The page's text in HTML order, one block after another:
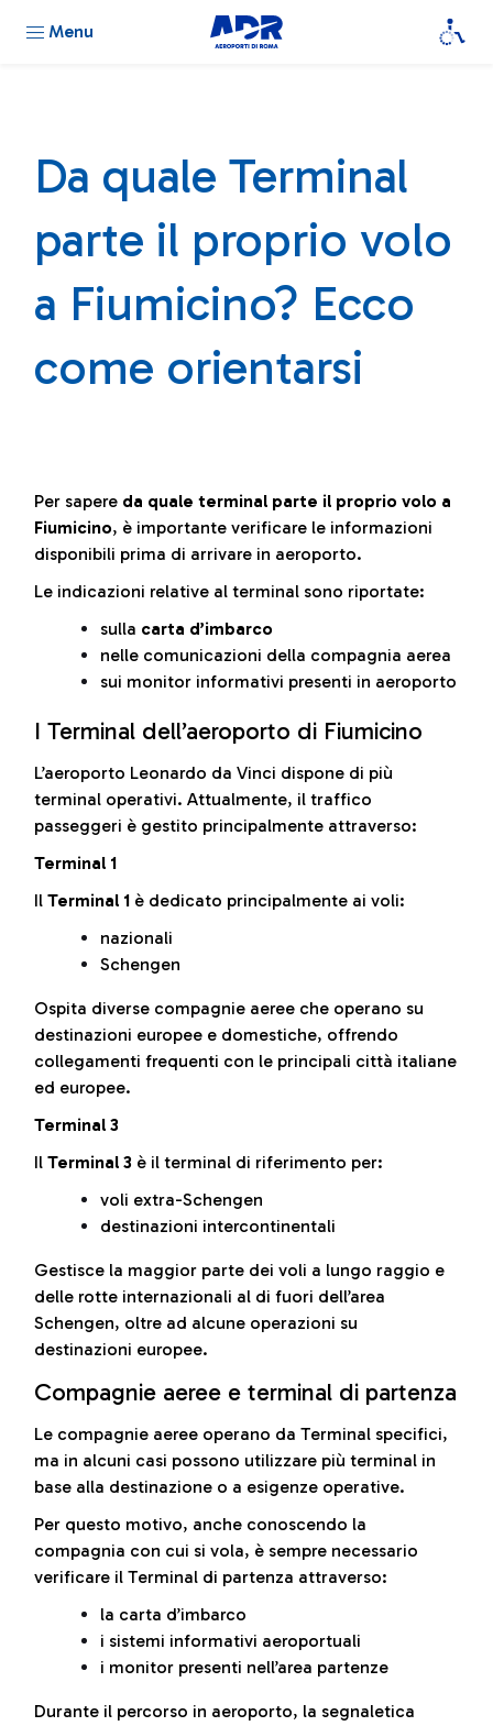
Menu
Da quale Terminal
parte il proprio volo
a Fiumicino? Ecco
come orientarsi
Per sapere da quale terminal parte il proprio volo a
Fiumicino, è importante verificare le informazioni
disponibili prima di arrivare in aeroporto.
Le indicazioni relative al terminal sono riportate:
sulla carta d’imbarco
nelle comunicazioni della compagnia aerea
sui monitor informativi presenti in aeroporto
I Terminal dell’aeroporto di Fiumicino
L’aeroporto Leonardo da Vinci dispone di più
terminal operativi. Attualmente, il traffico
passeggeri è gestito principalmente attraverso:
Terminal 1
Il Terminal 1 è dedicato principalmente ai voli:
nazionali
Schengen
Ospita diverse compagnie aeree che operano su
destinazioni europee e domestiche, offrendo
collegamenti frequenti con le principali città italiane
ed europee.
Terminal 3
Il Terminal 3 è il terminal di riferimento per:
voli extra-Schengen
destinazioni intercontinentali
Gestisce la maggior parte dei voli a lungo raggio e
delle rotte internazionali al di fuori dell’area
Schengen, oltre ad alcune operazioni su
destinazioni europee.
Compagnie aeree e terminal di partenza
Le compagnie aeree operano da Terminal specifici,
ma in alcuni casi possono utilizzare più terminal in
base alla destinazione o a esigenze operative.
Per questo motivo, anche conoscendo la
compagnia con cui si vola, è sempre necessario
verificare il Terminal di partenza attraverso:
la carta d’imbarco
i sistemi informativi aeroportuali
i monitor presenti nell’area partenze
Durante il percorso in aeroporto, la segnaletica